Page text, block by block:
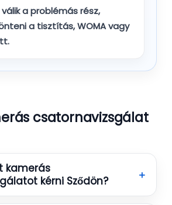
a problémás rész,
a tisztítás, WOMA vagy
csatornavizsgálat
kamerás
kérni Sződön?
＋